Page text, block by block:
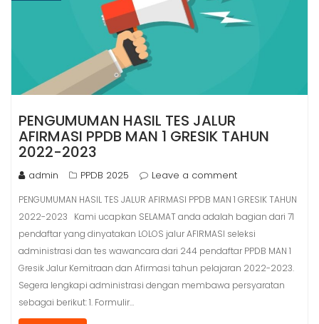
PENGUMUMAN HASIL TES JALUR
AFIRMASI PPDB MAN 1 GRESIK TAHUN
2022-2023
admin PPDB 2025 Leave a comment
PENGUMUMAN HASIL TES JALUR AFIRMASI PPDB MAN 1 GRESIK TAHUN
2022-2023 Kami ucapkan SELAMAT anda adalah bagian dari 71
pendaftar yang dinyatakan LOLOS jalur AFIRMASI seleksi
administrasi dan tes wawancara dari 244 pendaftar PPDB MAN 1
Gresik Jalur Kemitraan dan Afirmasi tahun pelajaran 2022-2023.
Segera lengkapi administrasi dengan membawa persyaratan
sebagai berikut: 1. Formulir…